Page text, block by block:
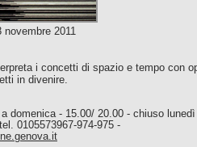
novembre 2011
i concetti di spazio e tempo con
in divenire.
domenica - 15.00/ 20.00 - chiuso lunedì
tel. 0105573967-974-975 -